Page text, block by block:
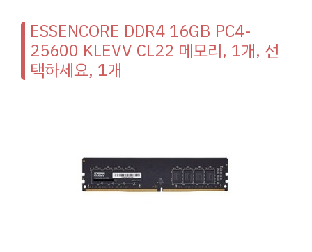
ESSENCORE DDR4 16GB PC4-
25600 KLEVV CL22 메모리, 1개, 선
택하세요, 1개